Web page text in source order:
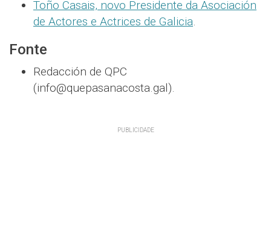
Toño Casais, novo Presidente da Asociación
de Actores e Actrices de Galicia
Fonte
Redacción de QPC
(info@quepasanacosta.gal).